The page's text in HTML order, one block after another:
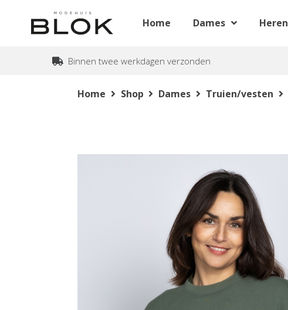
Home Dames Heren
Binnen twee werkdagen verzonden
Home Shop Dames Truien/vesten